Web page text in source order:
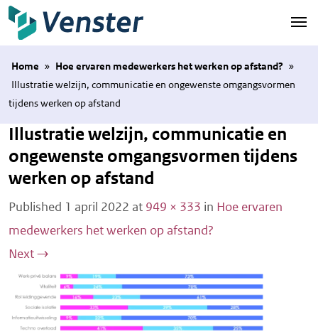
Naar hoofdinhoud
Home » Hoe ervaren medewerkers het werken op afstand? »
Illustratie welzijn, communicatie en ongewenste omgangsvormen
tijdens werken op afstand
Illustratie welzijn, communicatie en
ongewenste omgangsvormen tijdens
werken op afstand
Published 1 april 2022 at 949 × 333 in Hoe ervaren
medewerkers het werken op afstand?
Next→